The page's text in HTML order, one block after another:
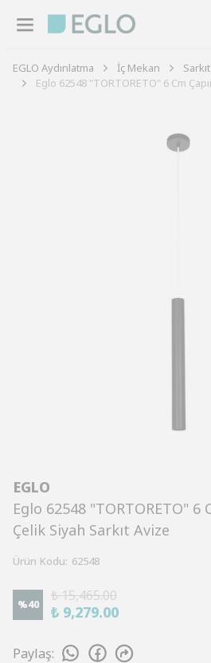
EGLO Aydınlatma İç Mekan
Eglo 62548 "TORTORETO" 6 Cm
EGLO
Eglo 62548 "TORTORETO" 6
Çelik Siyah Sarkıt Avize
Ürün Kodu: 62548
%40
₺ 15,465.00
₺ 9,279.00
Paylaş: